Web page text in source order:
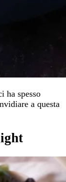
ha spesso
a questa